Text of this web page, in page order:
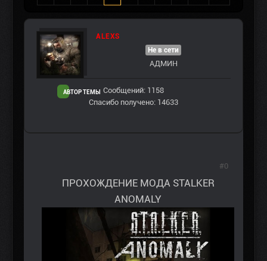
ALEXS
АВТОР ТЕМЫ
Не в сети
АДМИН
Сообщений: 1158
Спасибо получено: 14633
ПРОХОЖДЕНИЕ МОДА STALKER
ANOMALY
#0